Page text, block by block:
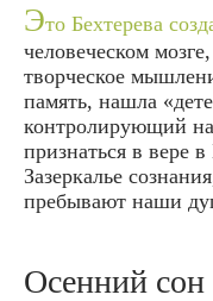
Это Бехтерева
человеческом
творческое
память, нашла
контролирующий
признаться в вере
Зазеркалье
пребывают наши
Осенний сон